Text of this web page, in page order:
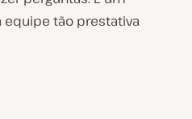
equipe tão prestativa